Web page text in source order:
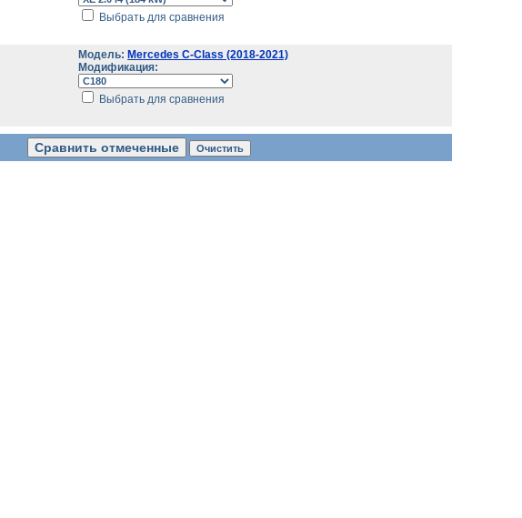
Выбрать для сравнения
Модель: Mercedes C-Class (2018-2021)
Модификация:
Выбрать для сравнения